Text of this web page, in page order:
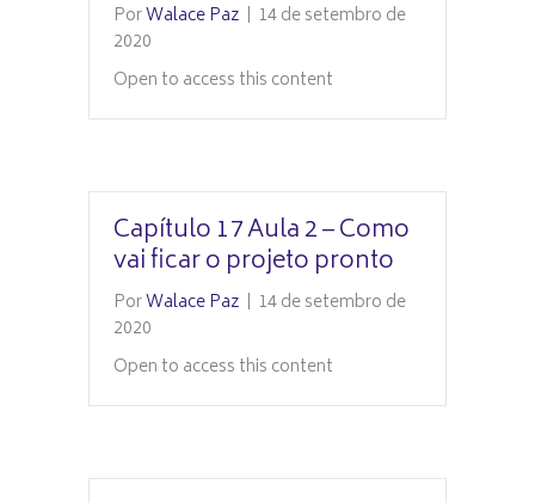
PorWalace Paz | 14 de setembro de
2020
Open to access this content
Capítulo 17 Aula 2 – Como
vai ficar o projeto pronto
PorWalace Paz | 14 de setembro de
2020
Open to access this content